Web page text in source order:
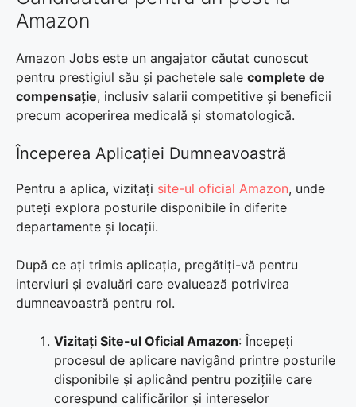
Amazon
Amazon Jobs este un angajator căutat cunoscut
pentru prestigiul său și pachetele sale complete de
compensație, inclusiv salarii competitive și beneficii
precum acoperirea medicală și stomatologică.
Începerea Aplicației Dumneavoastră
Pentru a aplica, vizitați site-ul oficial Amazon, unde
puteți explora posturile disponibile în diferite
departamente și locații.
După ce ați trimis aplicația, pregătiți-vă pentru
interviuri și evaluări care evaluează potrivirea
dumneavoastră pentru rol.
Vizitați Site-ul Oficial Amazon: Începeți
procesul de aplicare navigând printre posturile
disponibile și aplicând pentru pozițiile care
corespund calificărilor și intereselor